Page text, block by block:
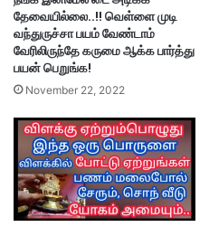
தேவையில்லை..!! வெள்ளை முடி
வந்துருச்சா பயம் வேண்டாம்
வேரிலிருந்தே கருமை ஆக்க பார்த்து
பயன் பெறுங்க!
November 22, 2022